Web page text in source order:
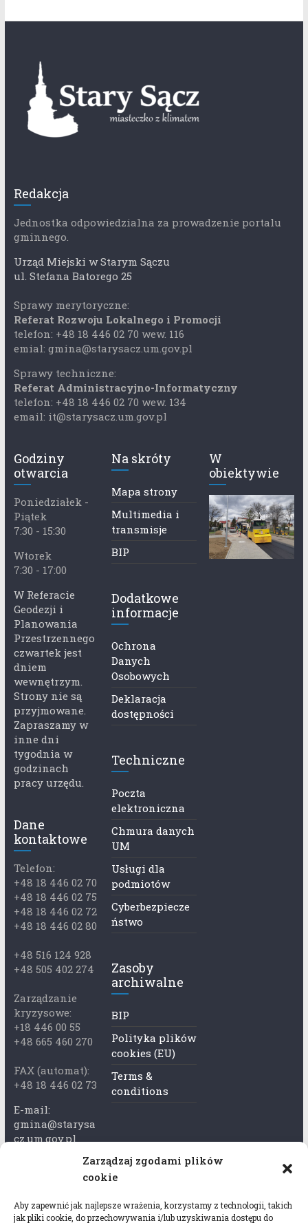
Zarządzaj zgodami plików
cookie
Aby zapewnić jak najlepsze wrażenia, korzystamy z technologii, takich
jak pliki cookie, do przechowywania i/lub uzyskiwania dostępu do
Redakcja
Jednostka odpowiedzialna za prowadzenie portalu
gminnego.
Urząd Miejski w Starym Sączu
ul. Stefana Batorego 25
Sprawy merytoryczne:
Referat Rozwoju Lokalnego i Promocji
telefon: +48 18 446 02 70 wew. 116
emial: gmina@starysacz.um.gov.pl
Sprawy techniczne:
Referat Administracyjno-Informatyczny
telefon: +48 18 446 02 70 wew. 134
email: it@starysacz.um.gov.pl
Godziny
otwarcia
Poniedziałek -
Piątek
7:30 - 15:30
Wtorek
7:30 - 17:00
W Referacie
Geodezji i
Planowania
Przestrzennego
czwartek jest
dniem
wewnętrzym.
Strony nie są
przyjmowane.
Zapraszamy w
inne dni
tygodnia w
godzinach
pracy urzędu.
Dane
kontaktowe
Telefon:
+48 18 446 02 70
+48 18 446 02 75
+48 18 446 02 72
+48 18 446 02 80
+48 516 124 928
+48 505 402 274
Zarządzanie
kryzysowe:
+18 446 00 55
+48 665 460 270
FAX (automat):
+48 18 446 02 73
E-mail:
gmina@starysa
cz.um.gov.pl
Adres skrzynki
rytka
Na skróty
Mapa strony
Multimedia i
transmisje
BIP
Dodatkowe
informacje
Ochrona
Danych
Osobowych
Deklaracja
dostępności
Techniczne
Poczta
elektroniczna
Chmura danych
UM
Usługi dla
podmiotów
Cyberbezpiecze
ństwo
Zasoby
archiwalne
BIP
Polityka plików
cookies (EU)
Terms &
conditions
W
obiektywie